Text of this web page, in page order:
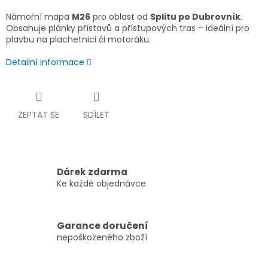
Námořní mapa M26 pro oblast od Splitu po Dubrovník.
Obsahuje plánky přístavů a přístupových tras – ideální pro
plavbu na plachetnici či motoráku.
Detailní informace
ZEPTAT SE SDÍLET
Dárek zdarma
Ke každé objednávce
Garance doručení
nepoškozeného zboží